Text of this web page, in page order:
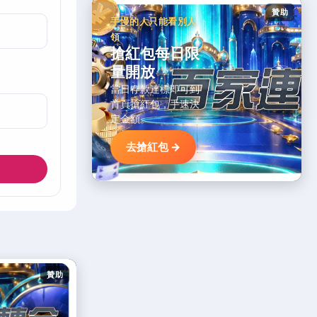
贊助
贊助
手慢的人只能看別人
領
搶紅包每日限
量開放
當日存款達標即可到
首頁搶紅包，手速決
定金額。
去搶紅包 →